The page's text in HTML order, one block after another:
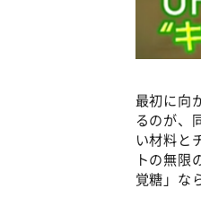
最初に向
るのが、
い材料と
トの無限
覚糖」な